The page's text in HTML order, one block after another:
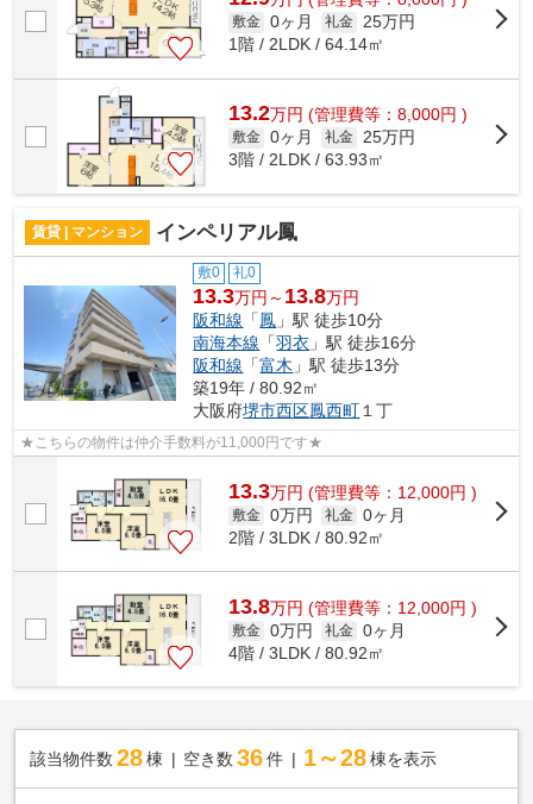
敷金 0ヶ月 礼金 25万円
1階 / 2LDK / 64.14㎡
13.2万円 (管理費等：8,000円 )
敷金 0ヶ月 礼金 25万円
3階 / 2LDK / 63.93㎡
賃貸 | マンション インペリアル鳳
敷0 礼0
13.3万円～ 13.8万円
阪和線 「鳳 」駅 徒歩10分
南海本線 「羽衣 」駅 徒歩16分
阪和線 「富木 」駅 徒歩13分
築19年 / 80.92㎡
大阪府堺市西区鳳西町１丁
★こちらの物件は仲介手数料が11,000円です★
13.3万円 (管理費等：12,000円 )
敷金 0万円 礼金 0ヶ月
2階 / 3LDK / 80.92㎡
13.8万円 (管理費等：12,000円 )
敷金 0万円 礼金 0ヶ月
4階 / 3LDK / 80.92㎡
該当物件数 28棟 空き数 36 件 1～28 棟を表示